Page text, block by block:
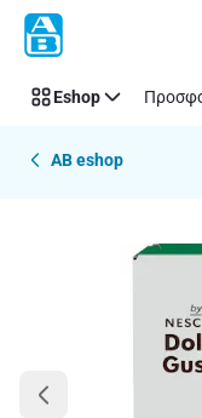
Παράλειψη
Eshop
AB eshop